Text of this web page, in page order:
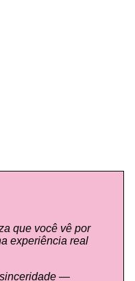
que você vê por
experiência real
sinceridade —